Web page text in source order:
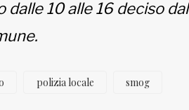
dalle 10 alle 16 deciso dal
polizia locale
smog